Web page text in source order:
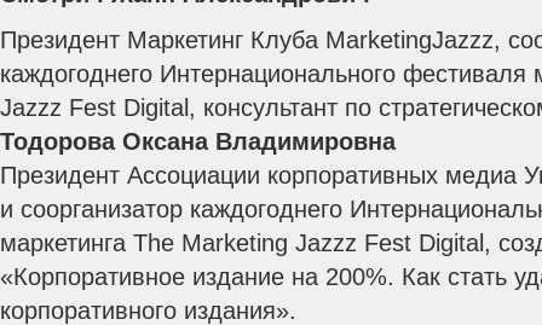
Президент Маркетинг Клуба MarketingJazzz,
каждогоднего Интернационального фестиваля
Jazzz Fest Digital, консультант по
Тодорова Оксана Владимировна
Президент Ассоциации корпоративных медиа
и соорганизатор каждогоднего
маркетинга The Marketing Jazzz Fest Digital,
«Корпоративное издание на 200%. Как стать
корпоративного издания».